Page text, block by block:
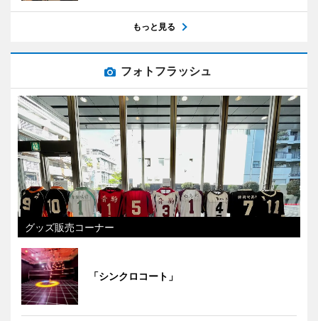
もっと見る
フォトフラッシュ
グッズ販売コーナー
「シンクロコート」